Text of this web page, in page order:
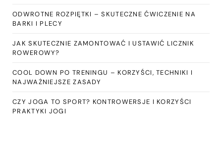
ODWROTNE ROZPIĘTKI – SKUTECZNE ĆWICZENIE NA
BARKI I PLECY
JAK SKUTECZNIE ZAMONTOWAĆ I USTAWIĆ LICZNIK
ROWEROWY?
COOL DOWN PO TRENINGU – KORZYŚCI, TECHNIKI I
NAJWAŻNIEJSZE ZASADY
CZY JOGA TO SPORT? KONTROWERSJE I KORZYŚCI
PRAKTYKI JOGI